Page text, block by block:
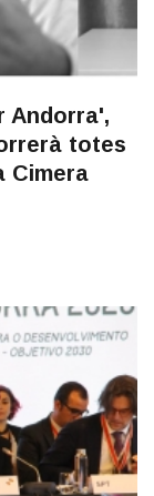
Andorra',
totes
Cimera